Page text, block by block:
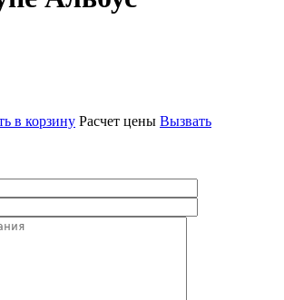
в корзину Расчет цены Вызвать